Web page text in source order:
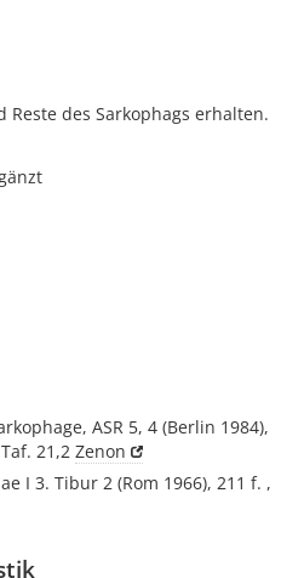
des Sarkophags erhalten.
ASR 5, 4 (Berlin 1984),
21,2 Zenon
I 3. Tibur 2 (Rom 1966), 211 f. ,